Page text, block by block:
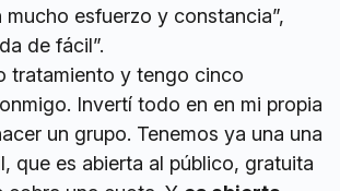
mucho esfuerzo y constancia”,
de fácil”.
tratamiento y tengo cinco
Invertí todo en en mi propia
un grupo. Tenemos ya una una
que es abierta al público, gratuita